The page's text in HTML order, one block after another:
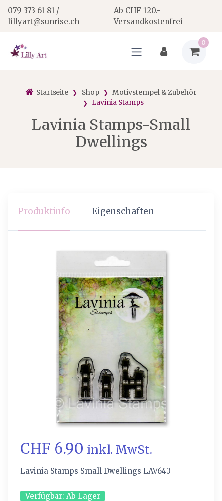
079 373 61 81 /
lillyart@sunrise.ch
Ab CHF 120.-
Versandkostenfrei
0
Startseite Shop
Motivstempel & Zubehör
Lavinia Stamps
Lavinia Stamps-Small
Dwellings
Produktinfo Eigenschaften
CHF 6.90 inkl. MwSt.
Lavinia Stamps Small Dwellings LAV640
Verfügbar: Ab Lager